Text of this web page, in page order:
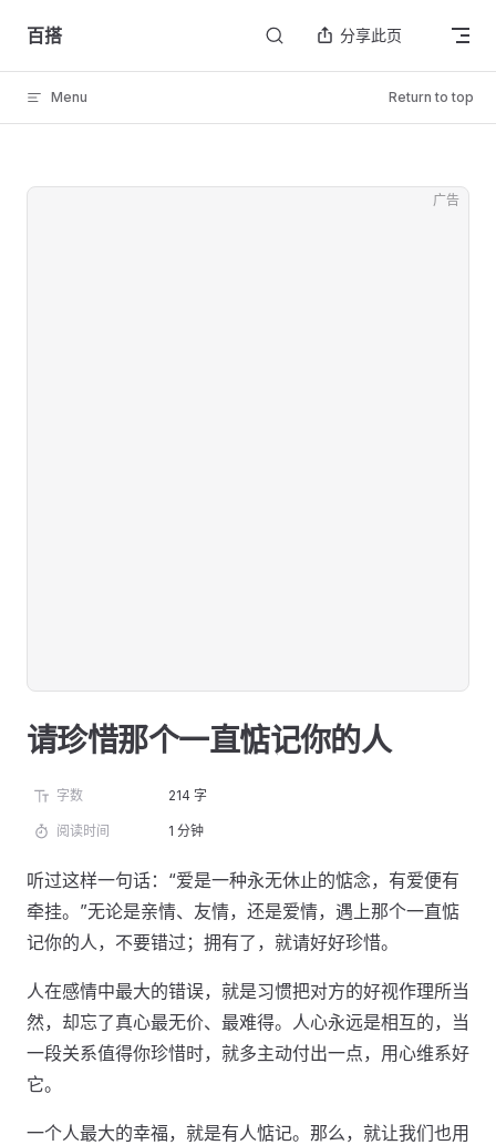
Skip to content
百搭 分享此页
Menu Return to top
广告
请珍惜那个一直惦记你的人
字数 214 字
阅读时间 1 分钟
听过这样一句话：“爱是一种永无休止的惦念，有爱便有
牵挂。”无论是亲情、友情，还是爱情，遇上那个一直惦
记你的人，不要错过；拥有了，就请好好珍惜。
人在感情中最大的错误，就是习惯把对方的好视作理所当
然，却忘了真心最无价、最难得。人心永远是相互的，当
一段关系值得你珍惜时，就多主动付出一点，用心维系好
它。
一个人最大的幸福，就是有人惦记。那么，就让我们也用